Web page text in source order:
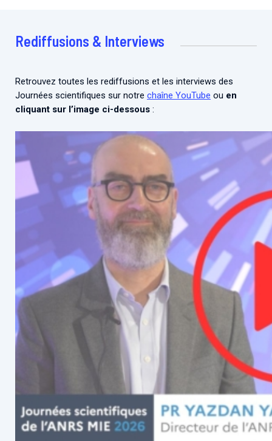
Rediffusions & Interviews
Retrouvez toutes les rediffusions et les interviews des
Journées scientifiques sur notre chaîne YouTube ou en
cliquant sur l’image ci-dessous :